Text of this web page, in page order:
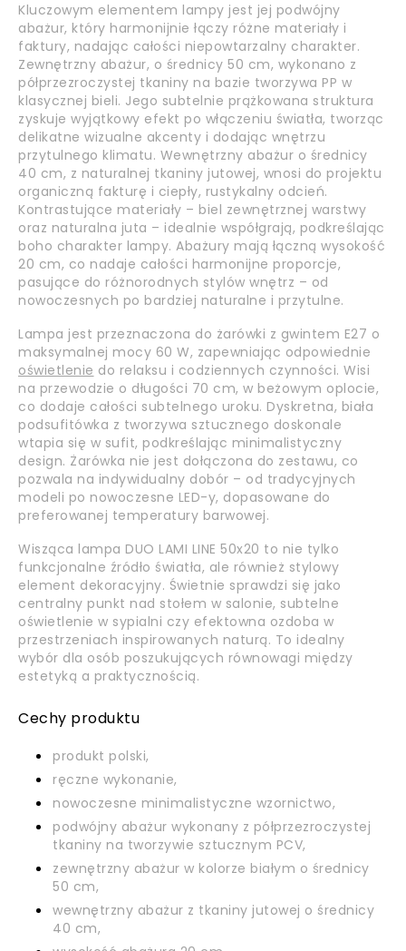
Kluczowym elementem lampy jest jej podwójny
abażur, który harmonijnie łączy różne materiały i
faktury, nadając całości niepowtarzalny charakter.
Zewnętrzny abażur, o średnicy 50 cm, wykonano z
półprzezroczystej tkaniny na bazie tworzywa PP w
klasycznej bieli. Jego subtelnie prążkowana struktura
zyskuje wyjątkowy efekt po włączeniu światła, tworząc
delikatne wizualne akcenty i dodając wnętrzu
przytulnego klimatu. Wewnętrzny abażur o średnicy
40 cm, z naturalnej tkaniny jutowej, wnosi do projektu
organiczną fakturę i ciepły, rustykalny odcień.
Kontrastujące materiały – biel zewnętrznej warstwy
oraz naturalna juta – idealnie współgrają, podkreślając
boho charakter lampy. Abażury mają łączną wysokość
20 cm, co nadaje całości harmonijne proporcje,
pasujące do różnorodnych stylów wnętrz – od
nowoczesnych po bardziej naturalne i przytulne.
Lampa jest przeznaczona do żarówki z gwintem E27 o
maksymalnej mocy 60 W, zapewniając odpowiednie
oświetlenie do relaksu i codziennych czynności. Wisi
na przewodzie o długości 70 cm, w beżowym oplocie,
co dodaje całości subtelnego uroku. Dyskretna, biała
podsufitówka z tworzywa sztucznego doskonale
wtapia się w sufit, podkreślając minimalistyczny
design. Żarówka nie jest dołączona do zestawu, co
pozwala na indywidualny dobór – od tradycyjnych
modeli po nowoczesne LED-y, dopasowane do
preferowanej temperatury barwowej.
Wisząca lampa DUO LAMI LINE 50x20 to nie tylko
funkcjonalne źródło światła, ale również stylowy
element dekoracyjny. Świetnie sprawdzi się jako
centralny punkt nad stołem w salonie, subtelne
oświetlenie w sypialni czy efektowna ozdoba w
przestrzeniach inspirowanych naturą. To idealny
wybór dla osób poszukujących równowagi między
estetyką a praktycznością.
Cechy produktu
produkt polski,
ręczne wykonanie,
nowoczesne minimalistyczne wzornictwo,
podwójny abażur wykonany z półprzezroczystej
tkaniny na tworzywie sztucznym PCV,
zewnętrzny abażur w kolorze białym o średnicy
50 cm,
wewnętrzny abażur z tkaniny jutowej o średnicy
40 cm,